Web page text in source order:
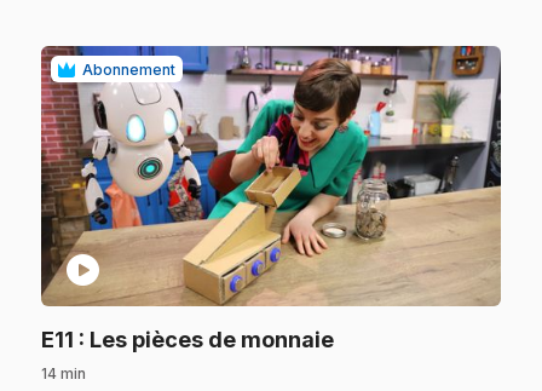
Abonnement
play_circle
E11 : Les pièces de monnaie.
14 min